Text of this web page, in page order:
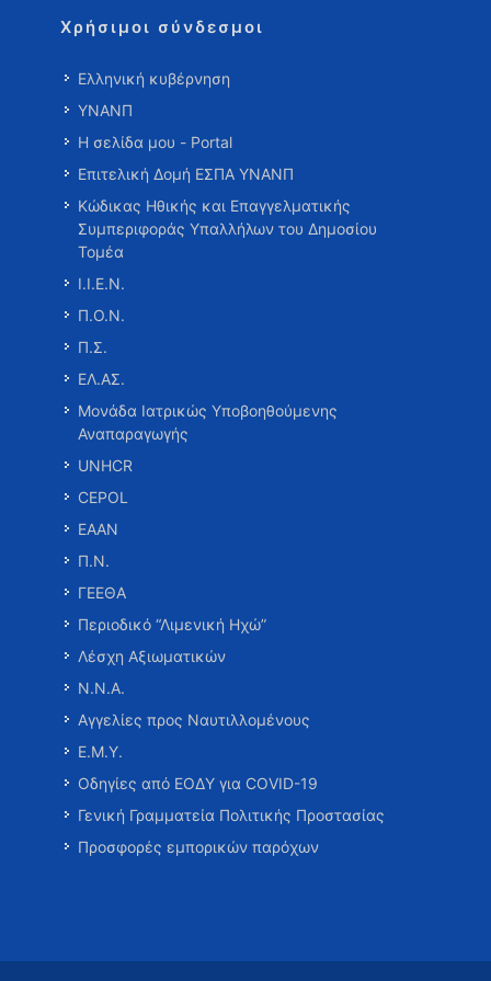
Χρήσιμοι σύνδεσμοι
Ελληνική κυβέρνηση
ΥΝΑΝΠ
Η σελίδα μου - Portal
Επιτελική Δομή ΕΣΠΑ ΥΝΑΝΠ
Κώδικας Ηθικής και Επαγγελματικής
Συμπεριφοράς Υπαλλήλων του Δημοσίου
Τομέα
Ι.Ι.Ε.Ν.
Π.Ο.Ν.
Π.Σ.
ΕΛ.ΑΣ.
Μονάδα Ιατρικώς Υποβοηθούμενης
Αναπαραγωγής
UNHCR
CEPOL
ΕΑΑΝ
Π.Ν.
ΓΕΕΘΑ
Περιοδικό “Λιμενική Ηχώ”
Λέσχη Αξιωματικών
Ν.Ν.Α.
Αγγελίες προς Ναυτιλλομένους
Ε.Μ.Υ.
Οδηγίες από ΕΟΔΥ για COVID-19
Γενική Γραμματεία Πολιτικής Προστασίας
Προσφορές εμπορικών παρόχων